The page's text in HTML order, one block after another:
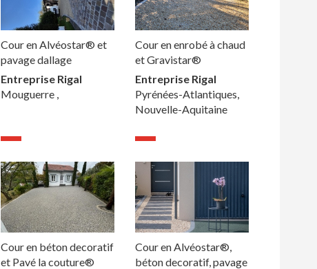
Cour en Alvéostar® et
pavage dallage
Entreprise Rigal
Mouguerre ,
Cour en enrobé à chaud
et Gravistar®
Entreprise Rigal
Pyrénées-Atlantiques,
Nouvelle-Aquitaine
Cour en béton decoratif
et Pavé la couture®
Cour en Alvéostar®,
béton decoratif, pavage